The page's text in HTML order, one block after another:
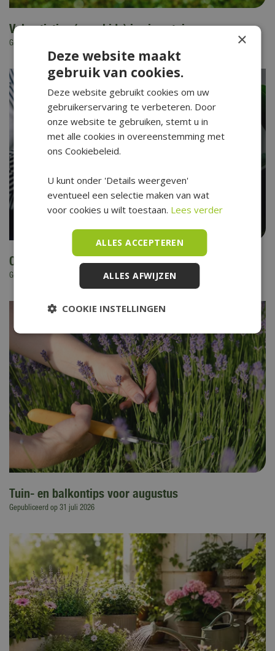
Vakantietips (voor kids) in eigen tuin
Gepubliceerd op
Opfristips voor kamerplanten in de zomer
Gepubliceerd op 4 augustus 2026
Tuin- en balkontips voor augustus
Gepubliceerd op 31 juli 2026
×
Deze website maakt
gebruik van cookies.
Deze website gebruikt cookies om uw
gebruikerservaring te verbeteren. Door
onze website te gebruiken, stemt u in
met alle cookies in overeenstemming met
ons Cookiebeleid.
U kunt onder 'Details weergeven'
eventueel een selectie maken van wat
voor cookies u wilt toestaan. Lees verder
ALLES ACCEPTEREN
ALLES AFWIJZEN
COOKIE INSTELLINGEN